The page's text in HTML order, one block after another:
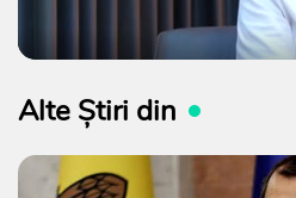
Alte Știri din